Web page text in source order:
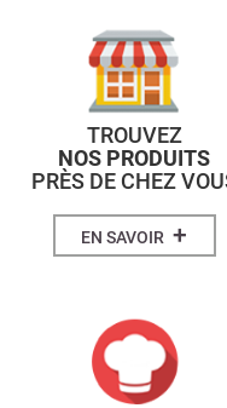
TROUVEZ
NOS PRODUITS
PRÈS DE CHEZ
EN SAVOIR +